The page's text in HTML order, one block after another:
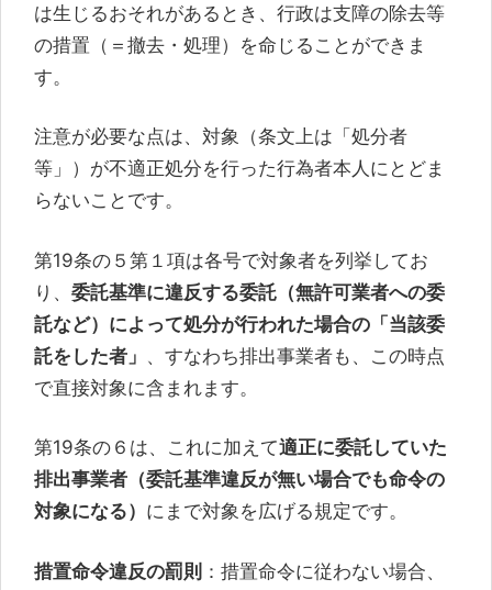
は生じるおそれがあるとき、行政は支障の除去等
の措置（＝撤去・処理）を命じることができま
す。
注意が必要な点は、対象（条文上は「処分者
等」）が不適正処分を行った行為者本人にとどま
らないことです。
第19条の５第１項は各号で対象者を列挙してお
り、 委託基準に違反する委託（無許可業者への委
託など）によって処分が行われた場合の「当該委
託をした者」 、すなわち排出事業者も、この時点
で直接対象に含まれます。
第19条の６は、これに加えて適正に委託していた
排出事業者（委託基準違反が無い場合でも命令の
対象になる） にまで対象を広げる規定です。
措置命令違反の罰則 ：措置命令に従わない場合、